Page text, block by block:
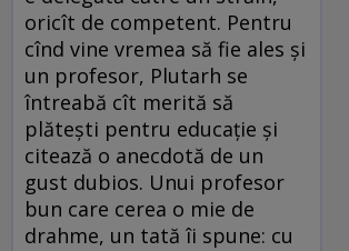
oricît de competent. Pentru
cînd vine vremea să fie ales și
un profesor, Plutarh se
întreabă cît merită să
plătești pentru educație și
citează o anecdotă de un
gust dubios. Unui profesor
bun care cerea o mie de
drahme, un tată îi spune: cu